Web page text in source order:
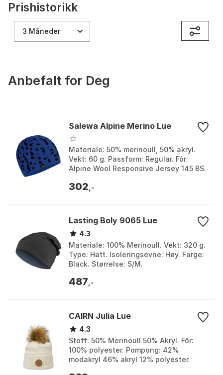
Prishistorikk
3 Måneder
Anbefalt for Deg
Salewa Alpine Merino Lue
Materiale: 50% merinoull, 50% akryl.
Vekt: 60 g. Passform: Regular. Fôr:
Alpine Wool Responsive Jersey 145 BS.
green. Størr...
302 ,-
Lasting Boly 9065 Lue
4.3
Materiale: 100% Merinoull. Vekt: 320 g.
Type: Hatt. Isoleringsevne: Høy. Farge:
Black. Størrelse: S/M.
487 ,-
CAIRN Julia Lue
4.3
Stoff: 50% Merinoull 50% Akryl. Fôr:
100% polyester. Pompong: 42%
modakryl 46% akryl 12% polyester.